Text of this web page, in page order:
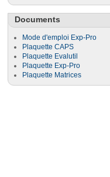
Documents
Mode d'emploi Exp-Pro
Plaquette CAPS
Plaquette Evalutil
Plaquette Exp-Pro
Plaquette Matrices